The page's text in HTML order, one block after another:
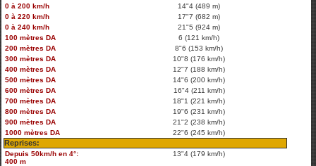
0 à 200 km/h
14"4 (489 m)
0 à 220 km/h
17"7 (682 m)
0 à 240 km/h
21"5 (924 m)
100 mètres DA
6 (121 km/h)
200 mètres DA
8"6 (153 km/h)
300 mètres DA
10"8 (176 km/h)
400 mètres DA
12"7 (188 km/h)
500 mètres DA
14"6 (200 km/h)
600 mètres DA
16"4 (211 km/h)
700 mètres DA
18"1 (221 km/h)
800 mètres DA
19"6 (231 km/h)
900 mètres DA
21"2 (238 km/h)
1000 mètres DA
22"6 (245 km/h)
Reprises:
Depuis 50km/h en 4°:
400 m
13"4 (179 km/h)